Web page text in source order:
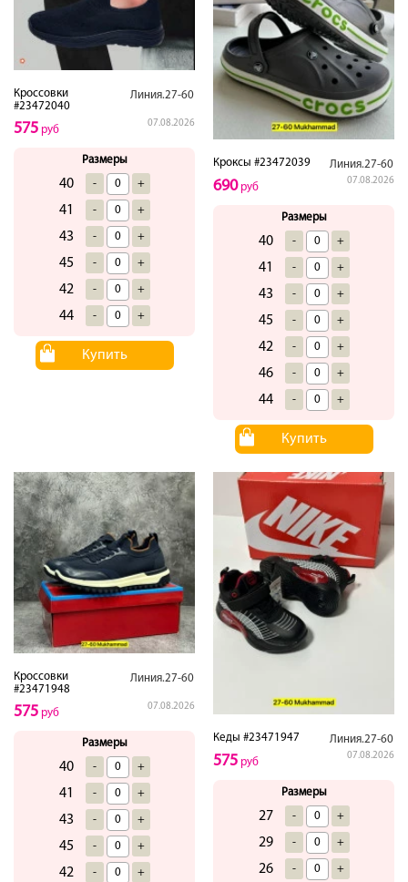
Кроссовки
#23472040
Линия.27-60
07.08.2026
575 руб
Размеры
40 - +
41 - +
43 - +
45 - +
42 - +
44 - +
Купить
Кроксы #23472039 Линия.27-60
07.08.2026
690руб
Размеры
40 - +
41 - +
43 - +
45 - +
42 - +
46 - +
44 - +
Купить
Кроссовки
#23471948
Линия.27-60
07.08.2026
575 руб
Размеры
40 - +
41 - +
43 - +
45 - +
42 - +
Кеды #23471947 Линия.27-60
07.08.2026
575 руб
Размеры
27 - +
29 - +
26 - +